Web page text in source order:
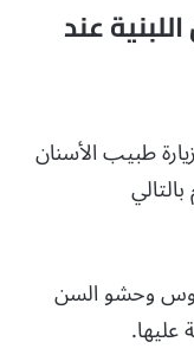
عند
طبيب الأسنان
وحشو السن